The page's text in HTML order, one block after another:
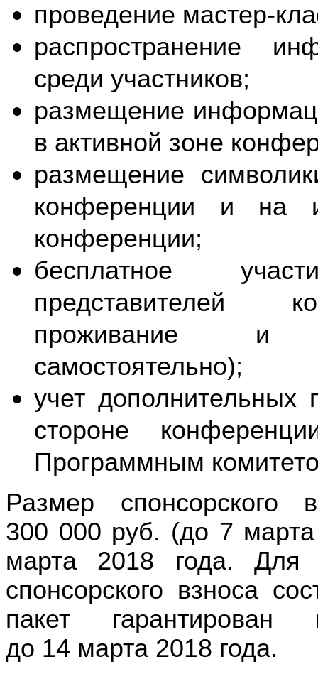
проведение мастер-
распространение
среди участников;
размещение
в активной зоне
размещение
конференции и на
конференции;
бесплатное
представителей
проживание и
самостоятельно);
учет дополнительных
стороне
Программным
Размер
300 000 руб. (до 7
марта 2018 года. Для
спонсорского взноса
пакет
до 14 марта 2018 года.